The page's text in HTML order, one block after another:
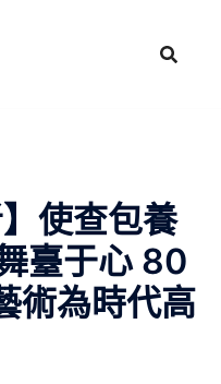
】使查包養
臺于心 80
術為時代高